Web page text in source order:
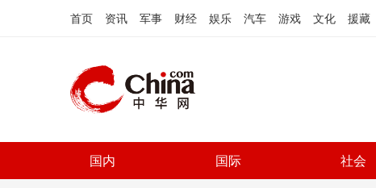
首页 资讯 军事 财经 娱乐 汽车 游戏 文化 援藏
国内 国际 社会